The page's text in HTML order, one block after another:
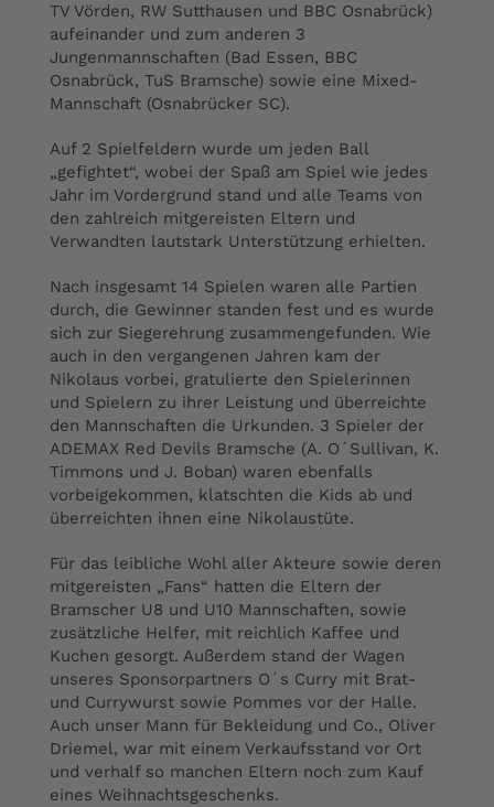
TV Vörden, RW Sutthausen und BBC Osnabrück)
aufeinander und zum anderen 3
Jungenmannschaften (Bad Essen, BBC
Osnabrück, TuS Bramsche) sowie eine Mixed-
Mannschaft (Osnabrücker SC).
Auf 2 Spielfeldern wurde um jeden Ball
„gefightet“, wobei der Spaß am Spiel wie jedes
Jahr im Vordergrund stand und alle Teams von
den zahlreich mitgereisten Eltern und
Verwandten lautstark Unterstützung erhielten.
Nach insgesamt 14 Spielen waren alle Partien
durch, die Gewinner standen fest und es wurde
sich zur Siegerehrung zusammengefunden. Wie
auch in den vergangenen Jahren kam der
Nikolaus vorbei, gratulierte den Spielerinnen
und Spielern zu ihrer Leistung und überreichte
den Mannschaften die Urkunden. 3 Spieler der
ADEMAX Red Devils Bramsche (A. O´Sullivan, K.
Timmons und J. Boban) waren ebenfalls
vorbeigekommen, klatschten die Kids ab und
überreichten ihnen eine Nikolaustüte.
Für das leibliche Wohl aller Akteure sowie deren
mitgereisten „Fans“ hatten die Eltern der
Bramscher U8 und U10 Mannschaften, sowie
zusätzliche Helfer, mit reichlich Kaffee und
Kuchen gesorgt. Außerdem stand der Wagen
unseres Sponsorpartners O´s Curry mit Brat-
und Currywurst sowie Pommes vor der Halle.
Auch unser Mann für Bekleidung und Co., Oliver
Driemel, war mit einem Verkaufsstand vor Ort
und verhalf so manchen Eltern noch zum Kauf
eines Weihnachtsgeschenks.